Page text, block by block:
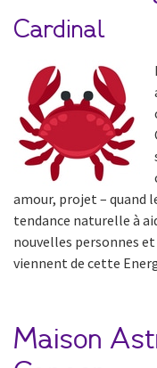
Cardinal
amour, projet – quand
tendance naturelle à
nouvelles personnes
viennent de cette
Maison